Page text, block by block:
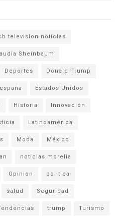
television noticias
Sheinbaum
Deportes Donald Trump
españa Estados Unidos
Historia Innovación
Latinoamérica
Moda México
noticias morelia
Opinion politica
salud Seguridad
trump Turismo